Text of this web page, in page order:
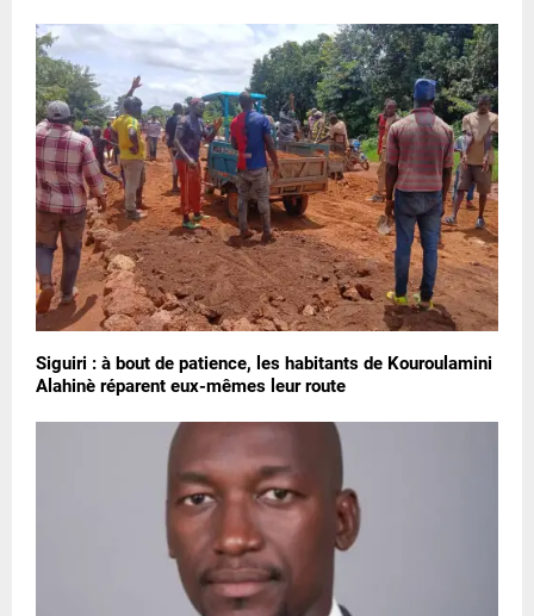
Siguiri : à bout de patience, les habitants de Kouroulamini
Alahinè réparent eux-mêmes leur route